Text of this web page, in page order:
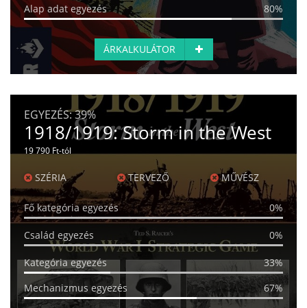
Alap adat egyezés 80%
ÁRKALKULÁTOR
EGYEZÉS:39%
1918/1919: Storm in the West
19 790 Ft-tól
SZÉRIA TERVEZŐ MŰVÉSZ
Fő kategória egyezés 0%
Család egyezés 0%
Kategória egyezés
33%
Mechanizmus egyezés
67%